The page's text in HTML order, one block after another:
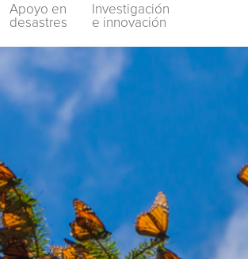
Apoyo en
desastres
Investigación
e innovación